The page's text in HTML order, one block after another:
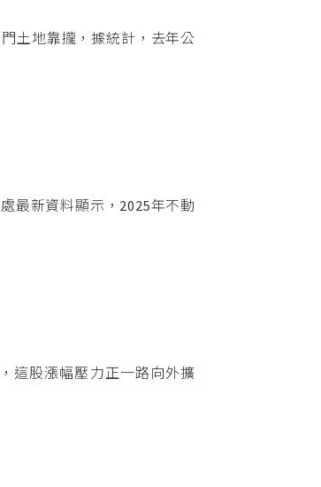
土地靠攏，據統計，去年公
最新資料顯示，2025年不動
這股漲幅壓力正一路向外擴